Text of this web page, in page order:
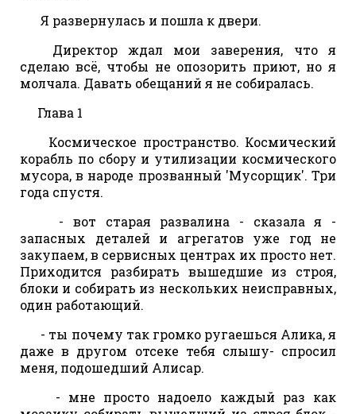
Я развернулась и пошла к двери.
Директор ждал мои заверения, что я
сделаю всё, чтобы не опозорить приют, но я
молчала. Давать обещаний я не собиралась.
Глава 1
Космическое пространство. Космический
корабль по сбору и утилизации космического
мусора, в народе прозванный 'Мусорщик'. Три
года спустя.
- вот старая развалина - сказала я -
запасных деталей и агрегатов уже год не
закупаем, в сервисных центрах их просто нет.
Приходится разбирать вышедшие из строя,
блоки и собирать из нескольких неисправных,
один работающий.
- ты почему так громко ругаешься Алика, я
даже в другом отсеке тебя слышу- спросил
меня, подошедший Алисар.
- мне просто надоело каждый раз как